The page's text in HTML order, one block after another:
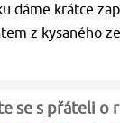
dáme krátce
z kysaného
se s přáteli o